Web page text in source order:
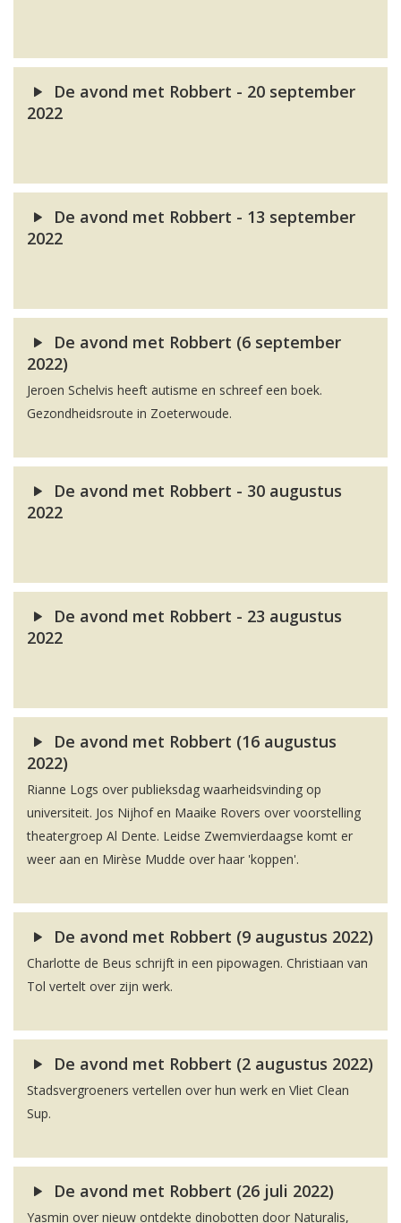
De avond met Robbert - 20 september
2022
De avond met Robbert - 13 september
2022
De avond met Robbert (6 september
2022)
Jeroen Schelvis heeft autisme en schreef een boek.
Gezondheidsroute in Zoeterwoude.
De avond met Robbert - 30 augustus
2022
De avond met Robbert - 23 augustus
2022
De avond met Robbert (16 augustus
2022)
Rianne Logs over publieksdag waarheidsvinding op
universiteit. Jos Nijhof en Maaike Rovers over voorstelling
theatergroep Al Dente. Leidse Zwemvierdaagse komt er
weer aan en Mirèse Mudde over haar 'koppen'.
De avond met Robbert (9 augustus 2022)
Charlotte de Beus schrijft in een pipowagen. Christiaan van
Tol vertelt over zijn werk.
De avond met Robbert (2 augustus 2022)
Stadsvergroeners vertellen over hun werk en Vliet Clean
Sup.
De avond met Robbert (26 juli 2022)
Yasmin over nieuw ontdekte dinobotten door Naturalis,